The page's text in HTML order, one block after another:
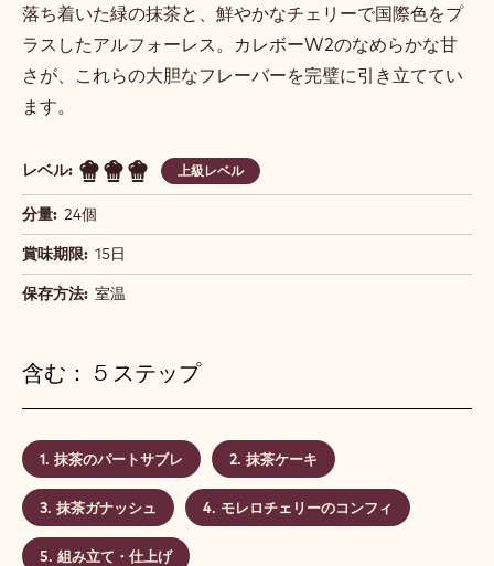
落ち着いた緑の抹茶と、鮮やかなチェリーで国際色をプ
ラスしたアルフォーレス。カレボーW2のなめらかな甘
さが、これらの大胆なフレーバーを完璧に引き立ててい
ます。
レベル: 上級レベル
分量: 24個
賞味期限: 15日
保存方法: 室温
含む： 5 ステップ
抹茶のパートサブレ 抹茶ケーキ
抹茶ガナッシュ モレロチェリーのコンフィ
組み立て・仕上げ